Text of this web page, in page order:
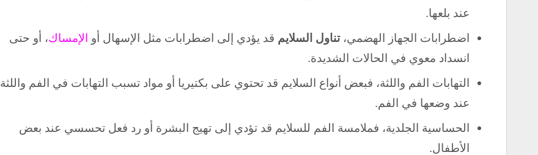
عند بلعها.
اضطرابات الجهاز الهضمي،تناول السلايم قد يؤدي إلى اضطرابات مثل الإسهال أو الإمساك، أو حتى
انسداد معوي في الحالات الشديدة.
التهابات الفم واللثة، فبعض أنواع السلايم قد تحتوي على بكتيريا أو مواد تسبب التهابات في الفم واللثة
عند وضعها في الفم.
الحساسية الجلدية، فملامسة الفم للسلايم قد تؤدي إلى تهيج البشرة أو رد فعل تحسسي عند بعض
الأطفال.